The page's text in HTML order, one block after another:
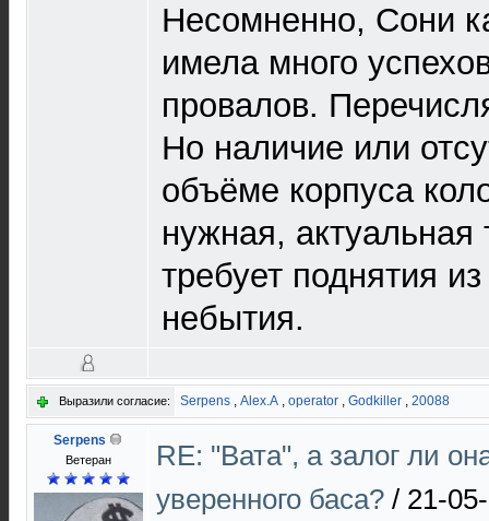
Несомненно, Сони
имела много
провалов.
Но наличие или
объёме корпуса
нужная, актуальная
требует поднятия
небытия.
Выразили согласие: Serpens , Alex.A , operator , Godkiller , 20088
Serpens
Ветеран
RE: "Вата", а залог ли
уверенного баса? / 21-